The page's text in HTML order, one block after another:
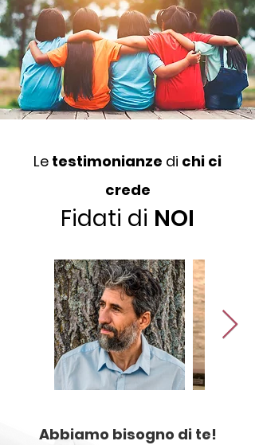
Le testimonianze di chi ci
crede
Fidati di NOI
Abbiamo bisogno di te!